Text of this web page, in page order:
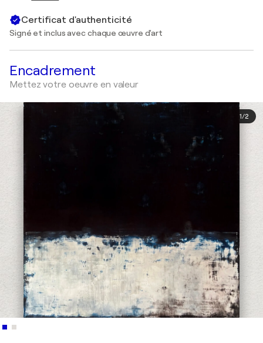
Certificat d'authenticité
Signé et inclus avec chaque œuvre d'art
Encadrement
Mettez votre oeuvre en valeur
1/2